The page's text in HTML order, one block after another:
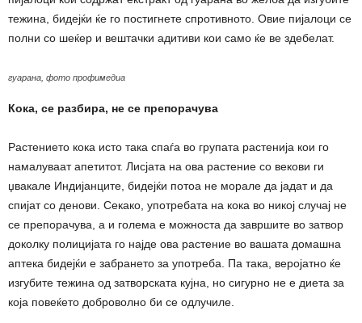
тежина, бидејќи ќе го постигнете спротивното. Овие пијалоци се
полни со шеќер и вештачки адитиви кои само ќе ве здебелат.
гуарана, фото профимедиа
Кока, се разбира, не се препорачува
Растението кока исто така спаѓа во групата растенија кои го
намалуваат апетитот. Лисјата на ова растение со векови ги
џвакале Индијанците, бидејќи потоа не морале да јадат и да
спијат со денови. Секако, употребата на кока во никој случај не
се препорачува, а и голема е можноста да завршите во затвор
доколку полицијата го најде ова растение во вашата домашна
аптека бидејќи е забрането за употреба. Па така, веројатно ќе
изгубите тежина од затворската кујна, но сигурно не е диета за
која повеќето доброволно би се одлучиле.